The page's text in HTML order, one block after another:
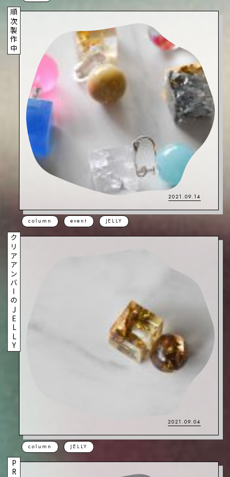
2021.09.14
順次製作中
column event JELLY
2021.09.04
クリアアンバーのJELLY
column JELLY